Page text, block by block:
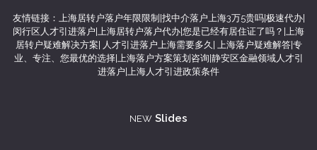
友情链接： 上海居转户落户年限限制 找中介落户上海3万5贵吗| 极速代办|
闵行区人才引进落户 上海居转户落户代办 您是已经有居住证了吗？ 上海
居转户疑难解决方案 人才引进落户上海需要多久 上海落户疑难解答| 专
业、专注、您最优的选择| 上海落户方案策划咨询 静安区金融领域人才引
进落户 上海人才引进政策条件
NEW Slides